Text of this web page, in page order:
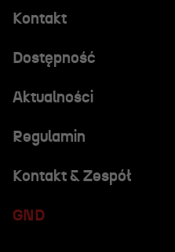
Kontakt
Dostępność
Aktualności
Regulamin
GND
Kontakt & Zespół